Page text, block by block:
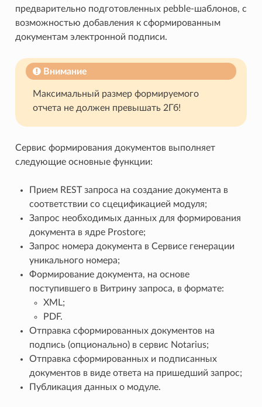
предварительно подготовленных pebble-шаблонов, с
возможностью добавления к сформированным
документам электронной подписи.
Внимание
Максимальный размер формируемого
отчета не должен превышать 2Гб!
Сервис формирования документов выполняет
следующие основные функции:
Прием REST запроса на создание документа в
соответствии со сцецификацией модуля;
Запрос необходимых данных для формирования
документа в ядре Prostore;
Запрос номера документа в Сервисе генерации
уникального номера;
Формирование документа, на основе
поступившего в Витрину запроса, в формате:
XML;
PDF.
Отправка сформированных документов на
подпись (опционально) в сервис Notarius;
Отправка сформированных и подписанных
документов в виде ответа на пришедший запрос;
Публикация данных о модуле.